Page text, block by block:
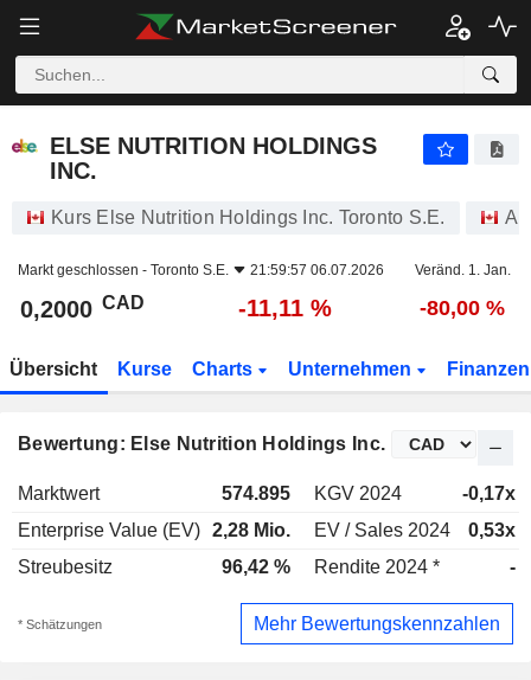
ELSE NUTRITION HOLDINGS
INC.
Kurs Else Nutrition Holdings Inc. Toronto S.E.
Markt geschlossen - Toronto S.E. 21:59:57 06.07.2026 Veränd. 1. Jan.
0,2000 CAD -11,11 % -80,00 %
Übersicht Kurse Charts Unternehmen
Bewertung: Else Nutrition Holdings Inc.
Marktwert 574.895 KGV 2024
-0,17x
Enterprise Value (EV) 2,28 Mio. EV / Sales 2024
0,53x
Streubesitz
96,42 % Rendite 2024 * -
* Schätzungen Mehr Bewertungskennzahlen